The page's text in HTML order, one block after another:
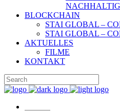
BLOCKCHAIN
STAI GLOBAL –
STAI GLOBAL –
AKTUELLES
FILME
KONTAKT